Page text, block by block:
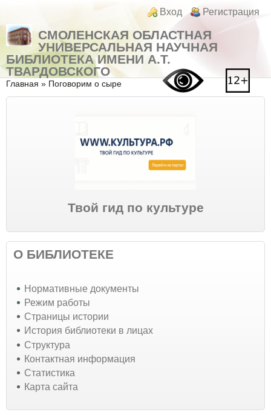
Перейти к основному содержанию
Login links
Вход Регистрация
СМОЛЕНСКАЯ ОБЛАСТНАЯ
УНИВЕРСАЛЬНАЯ НАУЧНАЯ
БИБЛИОТЕКА ИМЕНИ А.Т.
ТВАРДОВСКОГО
Вы здесь
Главная » Поговорим о сыре
Твой гид по культуре
О БИБЛИОТЕКЕ
Нормативные документы
Режим работы
Страницы истории
История библиотеки в лицах
Структура
Контактная информация
Статистика
Карта сайта